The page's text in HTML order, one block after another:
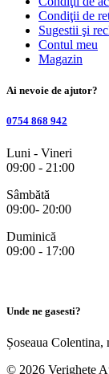
Condiţii de
Sugestii şi
Contul meu
Magazin
Ai nevoie de ajutor?
0754 868 942
Luni - Vineri
09:00 - 21:00
Sâmbătă
09:00- 20:00
Duminică
09:00 - 17:00
Unde ne gasesti?
Șoseaua
© 2026 Verighete